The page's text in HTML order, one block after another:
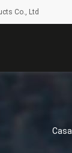
Co., Ltd
Casa